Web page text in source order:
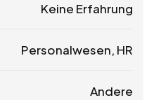
Keine Erfahrung
Personalwesen, HR
Andere